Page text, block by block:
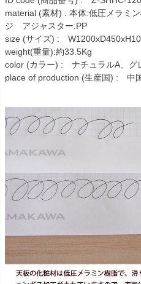
material (素材) : 本体:低圧メラミ
ジ アジャスター:PP
size (サイズ) :
weight(重量):約33.5Kg
color (カラー) : ナチュラルA、グ
place of production (生産国) : 中